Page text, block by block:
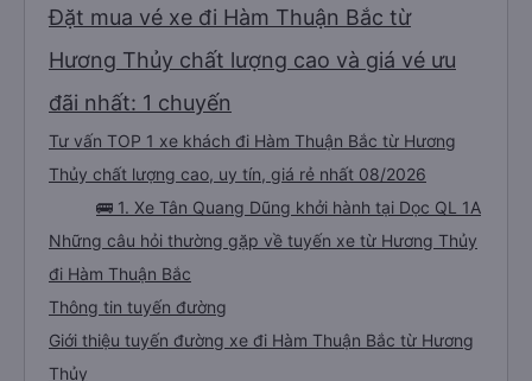
Đặt mua vé xe đi Hàm Thuận Bắc từ
Hương Thủy chất lượng cao và giá vé ưu
đãi nhất: 1 chuyến
Tư vấn TOP 1 xe khách đi Hàm Thuận Bắc từ Hương
Thủy chất lượng cao, uy tín, giá rẻ nhất 08/2026
🚌 1. Xe Tân Quang Dũng khởi hành tại Dọc QL 1A
Những câu hỏi thường gặp về tuyến xe từ Hương Thủy
đi Hàm Thuận Bắc
Thông tin tuyến đường
Giới thiệu tuyến đường xe đi Hàm Thuận Bắc từ Hương
Thủy